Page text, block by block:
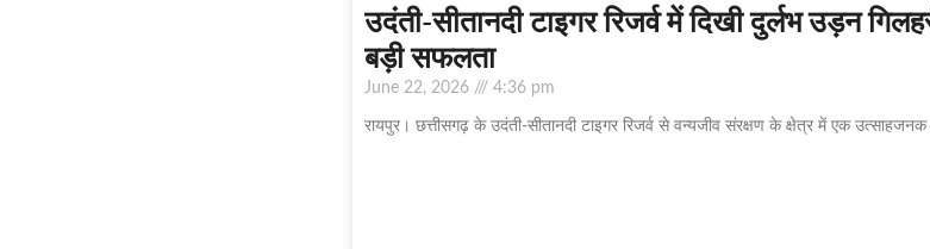
उदंती-सीतानदी टाइगर रिजर्व में दिखी दुर्लभ उड़न
बड़ी सफलता
June 22, 2026 4:36 pm
रायपुर। छत्तीसगढ़ के उदंती-सीतानदी टाइगर रिजर्व से वन्यजीव संरक्षण के क्षेत्र में एक